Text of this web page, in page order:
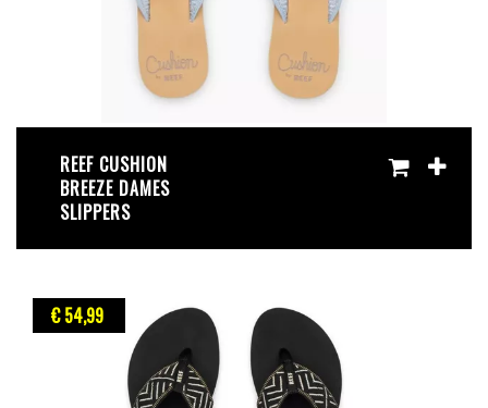
REEF CUSHION
BREEZE DAMES
SLIPPERS
€ 54,99